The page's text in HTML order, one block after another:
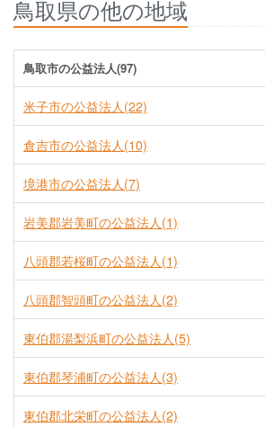
鳥取県の他の地域
鳥取市の公益法人(97)
米子市の公益法人(22)
倉吉市の公益法人(10)
境港市の公益法人(7)
岩美郡岩美町の公益法人(1)
八頭郡若桜町の公益法人(1)
八頭郡智頭町の公益法人(2)
東伯郡湯梨浜町の公益法人(5)
東伯郡琴浦町の公益法人(3)
東伯郡北栄町の公益法人(2)